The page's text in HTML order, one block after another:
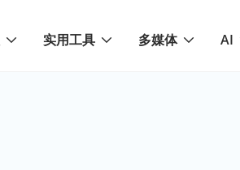
实用工具 多媒体 AI